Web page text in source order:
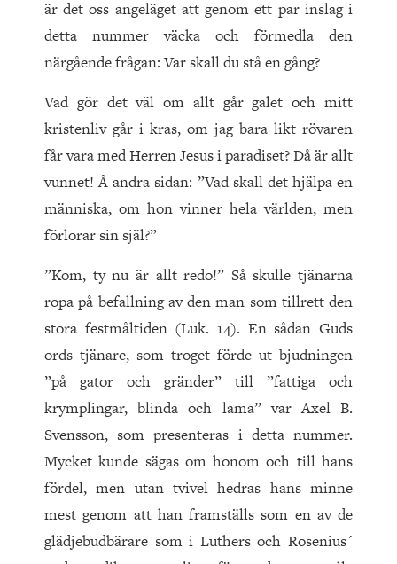
är det oss angeläget att genom ett par inslag i
detta nummer väcka och förmedla den
närgående frågan: Var skall du stå en gång?
Vad gör det väl om allt går galet och mitt
kristenliv går i kras, om jag bara likt rövaren
får vara med Herren Jesus i paradiset? Då är allt
vunnet! Å andra sidan: ”Vad skall det hjälpa en
människa, om hon vinner hela världen, men
förlorar sin själ?”
”Kom, ty nu är allt redo!” Så skulle tjänarna
ropa på befallning av den man som tillrett den
stora festmåltiden (Luk. 14). En sådan Guds
ords tjänare, som troget förde ut bjudningen
”på gator och gränder” till ”fattiga och
krymplingar, blinda och lama” var Axel B.
Svensson, som presenteras i detta nummer.
Mycket kunde sägas om honom och till hans
fördel, men utan tvivel hedras hans minne
mest genom att han framställs som en av de
glädjebudbärare som i Luthers och Rosenius´